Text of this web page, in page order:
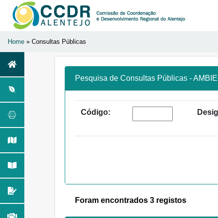
Home » Consultas Públicas
Pesquisa de Consultas Públicas -
Código:
Foram encontrados 3 registos